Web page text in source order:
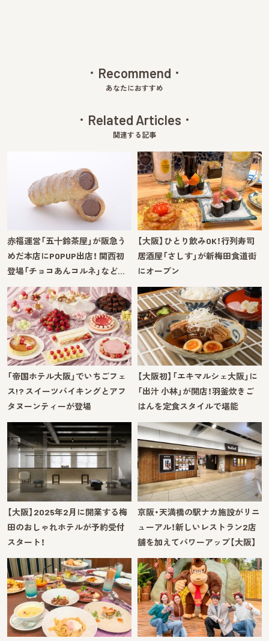
Recommend
あなたにおすすめ
Related Articles
関連する記事
⾚福運営「五⼗鈴茶屋」が阪急う
めだ本店にPOPUP出店！ 関⻄初
登場「チョコあんコルネ」など…
【大阪】ひとり飲みOK！行列寿司
居酒屋「さしす」が新梅田食道街
にオープン
「帝国ホテル大阪」でいちごフェ
ス!? スイーツバイキングとアフ
タヌーンティーが登場
【大阪初】「エキマルシェ大阪」に
「出汁 小林」が開店！羽釜炊きご
はんを定食スタイルで堪能
【大阪】2025年2月に開業する梅
田のおしゃれホテルが予約受付
スタート！
京阪・天満橋の駅ナカ施設がリニ
ューアル！新しいレストラン2店
舗を加えてパワーアップ【大阪】